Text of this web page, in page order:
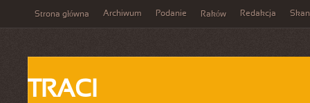
Strona główna Archiwum Podanie Raków Redakcja
TRACI